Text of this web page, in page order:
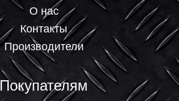
О нас
Контакты
Производители
Покупателям